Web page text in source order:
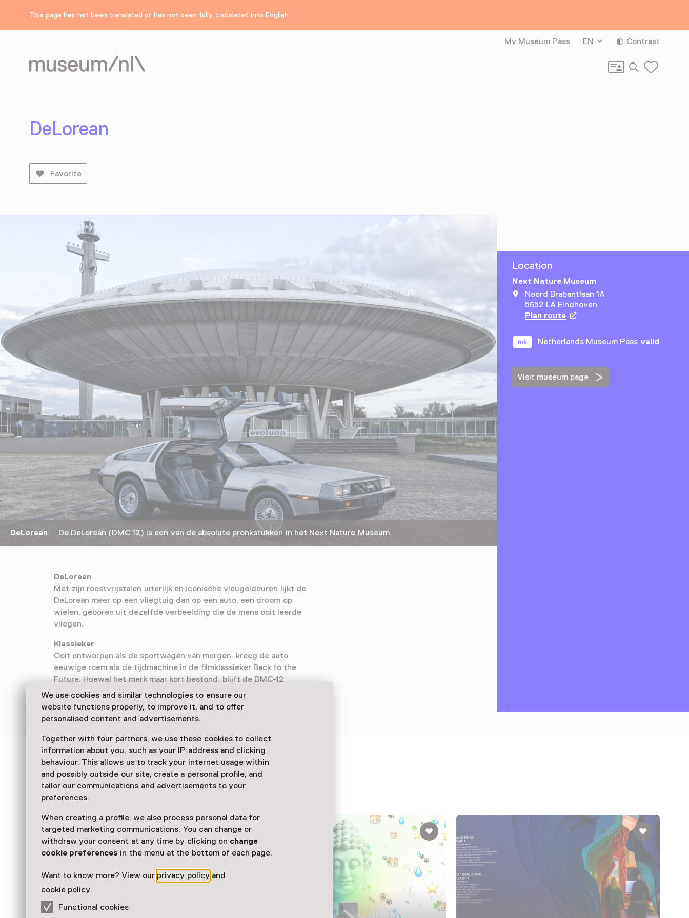
This page has not been translated or has not been fully translated into English.
We use cookies and similar technologies to ensure our
website functions properly, to improve it, and to offer
personalised content and advertisements.
Together with four partners, we use these cookies to collect
information about you, such as your IP address and clicking
behaviour. This allows us to track your internet usage within
and possibly outside our site, create a personal profile, and
tailor our communications and advertisements to your
preferences.
When creating a profile, we also process personal data for
targeted marketing communications. You can change or
withdraw your consent at any time by clicking on change
cookie preferences in the menu at the bottom of each page.
Want to know more? View our privacy policy and
cookie policy.
Functional cookies
My Museum Pass EN Contrast
Search
DeLorean
Favorite
DeLorean De DeLorean (DMC 12) is een van de absolute pronkstukken in het Next Nature Museum.
DeLorean
Met zijn roestvrijstalen uiterlijk en iconische vleugeldeuren lijkt de
DeLorean meer op een vliegtuig dan op een auto, een droom op
wielen, geboren uit dezelfde verbeelding die de mens ooit leerde
vliegen.
Klassieker
Ooit ontworpen als de sportwagen van morgen, kreeg de auto
eeuwige roem als de tijdmachine in de filmklassieker Back to the
Future. Hoewel het merk maar kort bestond, blijft de DMC-12
symbool staan voor technologische ambitie en tijdloze fantasie. Een
icoon waarin de toekomst van gisteren nog altijd tastbaar is.
Location
Next Nature Museum
Noord Brabantlaan 1A
5652 LA Eindhoven
Plan route Opens in a new tab
Netherlands Museum Pass valid
Visit museum page
See and Do in Next Nature
Museum